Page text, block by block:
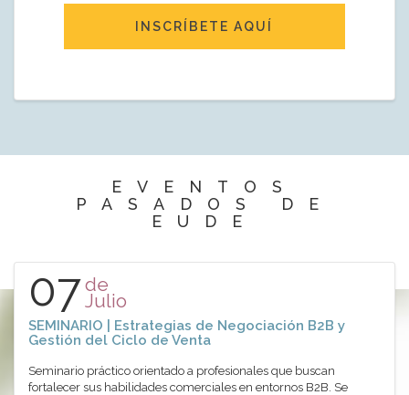
INSCRÍBETE AQUÍ
EVENTOS
PASADOS DE
EUDE
07de
Julio
SEMINARIO | Estrategias de Negociación B2B y
Gestión del Ciclo de Venta
Seminario práctico orientado a profesionales que buscan
fortalecer sus habilidades comerciales en entornos B2B. Se